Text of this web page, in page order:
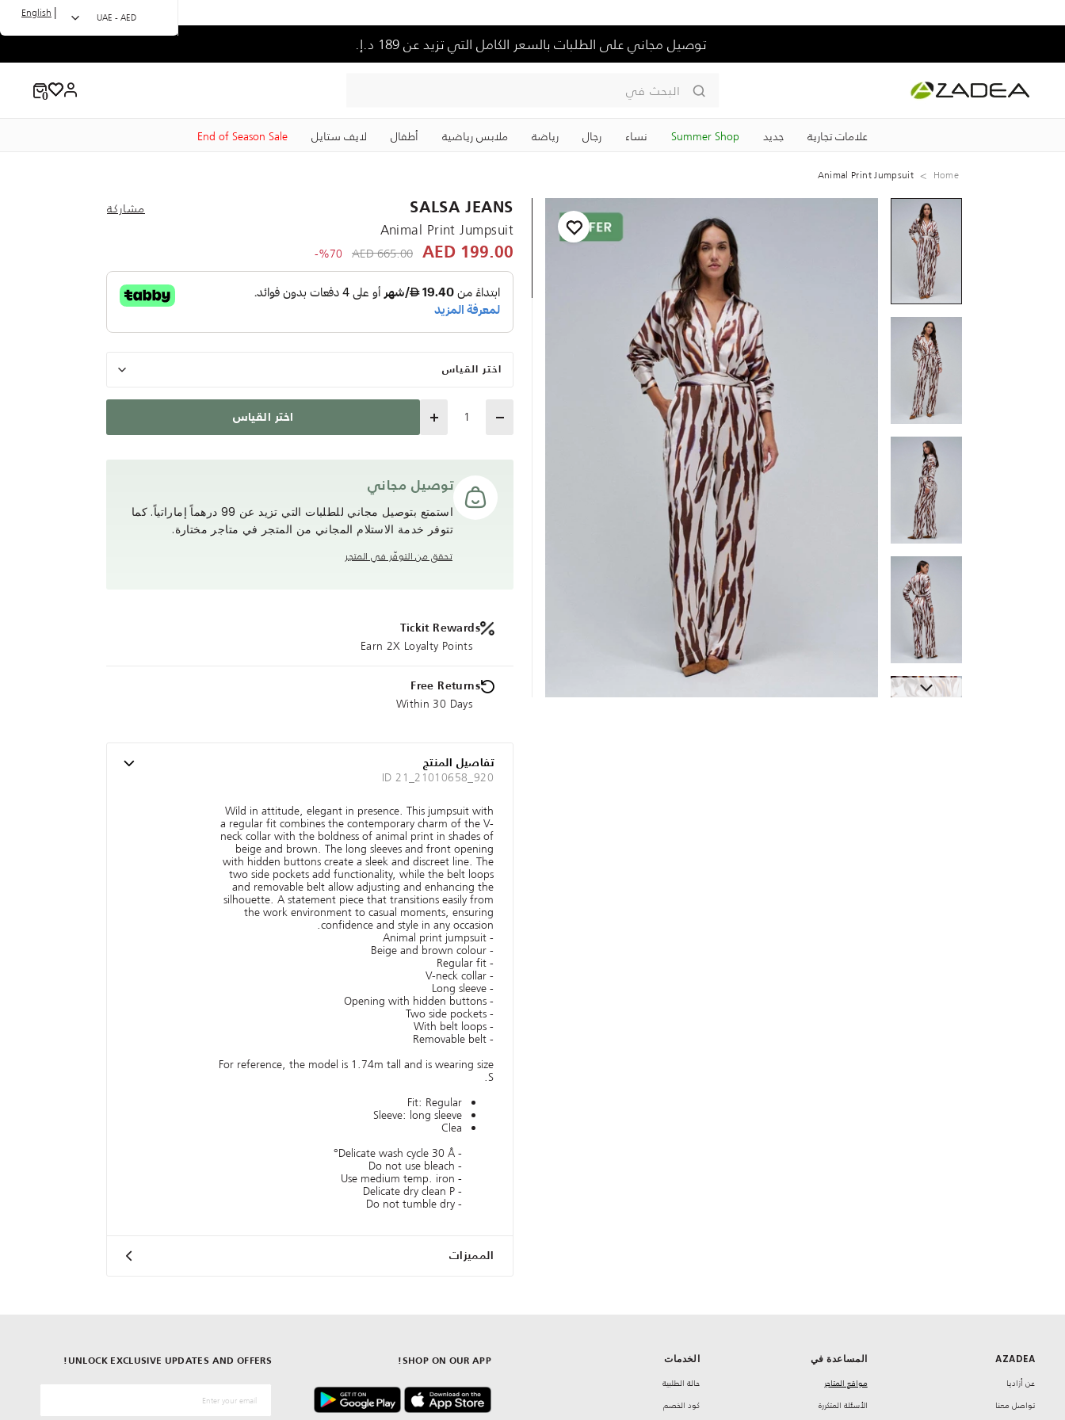
توصيل مجاني على الطلبات بالسعر الكامل التي تزيد عن 189 د.إ.
البحث في
علامات تجارية جديد Summer Shop نساء رجال رياضة ملابس رياضية ‏أطفال لايف ستايل End of Season Sale
UAE - AED
|
English
Home
Animal Print Jumpsuit
SALSA JEANS مشاركة
Animal Print Jumpsuit
199.00 AED
Price reduced from
665.00 AED
to 199.00 AED
%70-
اختر القياس
Quantity اختر القياس
توصيل مجاني
استمتع بتوصيل مجاني للطلبات التي تزيد عن 99 درهماً إماراتياً. كما
تتوفر خدمة الاستلام المجاني من المتجر في متاجر مختارة.
تحقق من التوفّر في المتجر
Tickit Rewards
Earn 2X Loyalty Points
Free Returns
Within 30 Days
تفاصيل المنتج
ID 21_21010658_920
Wild in attitude, elegant in presence. This jumpsuit with
a regular fit combines the contemporary charm of the V-
neck collar with the boldness of animal print in shades of
beige and brown. The long sleeves and front opening
with hidden buttons create a sleek and discreet line. The
two side pockets add functionality, while the belt loops
and removable belt allow adjusting and enhancing the
silhouette. A statement piece that transitions easily from
the work environment to casual moments, ensuring
confidence and style in any occasion.
- Animal print jumpsuit
- Beige and brown colour
- Regular fit
- V-neck collar
- Long sleeve
- Opening with hidden buttons
- Two side pockets
- With belt loops
- Removable belt
For reference, the model is 1.74m tall and is wearing size
S.
Fit: Regular
Sleeve: long sleeve
Clea
- Delicate wash cycle 30 Â°
- Do not use bleach
- Use medium temp. iron
- Delicate dry clean P
- Do not tumble dry
المميزات
AZADEA
‏عن أزاديا
تواصل معنا
المساعدة في
مواقع المتاجر
‏الأسئلة المتكررة
الخدمات
حالة الطلبية
كود الخصم
SHOP ON OUR APP!
UNLOCK EXCLUSIVE UPDATES AND OFFERS!